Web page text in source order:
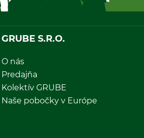
GRUBE S.R.O.
O nás
Predajňa
Kolektív GRUBE
Naše pobočky v Európe